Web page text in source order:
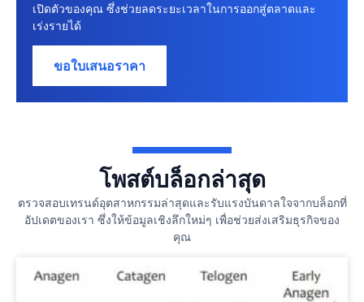
เปิดตัวของคุณ ซึ่งช่วยลดระยะเวลาในการออกสู่ตลาดและ
เร่งรายได้
ขอใบเสนอราคา
โพสต์บล็อกล่าสุด
ตรวจสอบเทรนด์อุตสาหกรรมล่าสุดและรับแรงบันดาลใจจากบล็อกที่
อัปเดตของเรา ซึ่งให้ข้อมูลเชิงลึกใหม่ๆ เพื่อช่วยส่งเสริมธุรกิจของ
คุณ